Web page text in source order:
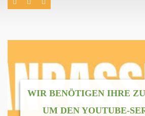
WIR BENÖTIGEN IHRE
UM DEN YOUTUBE-